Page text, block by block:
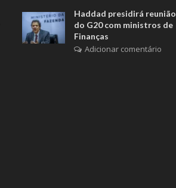
Haddad presidirá reunião
do G20 com ministros de
Finanças
Adicionar comentário